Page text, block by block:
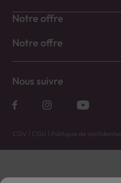
Notre offre
Notre offre
Nous suivre
CGV | CGU | Politique de
Vente uniquement en caves. Contactez